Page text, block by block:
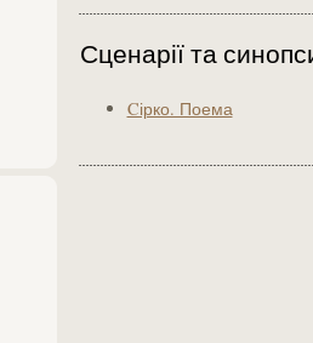
Сценарії та
Cірко. Поема